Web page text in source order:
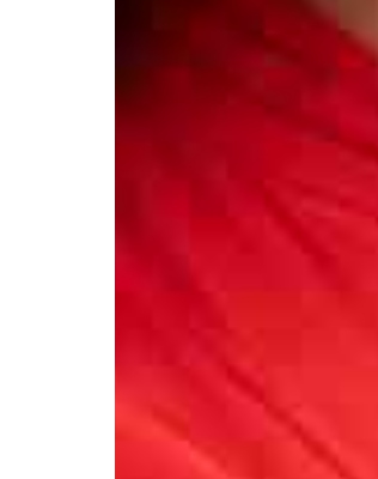
Репертуар
Контакты